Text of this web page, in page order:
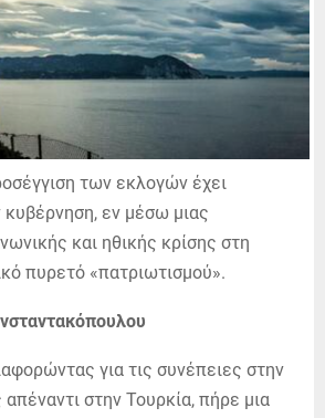
των εκλογών έχει
εν μέσω μιας
και ηθικής κρίσης στη
πυρετό «πατριωτισμού».
για τις συνέπειες στην
στην Τουρκία, πήρε μια